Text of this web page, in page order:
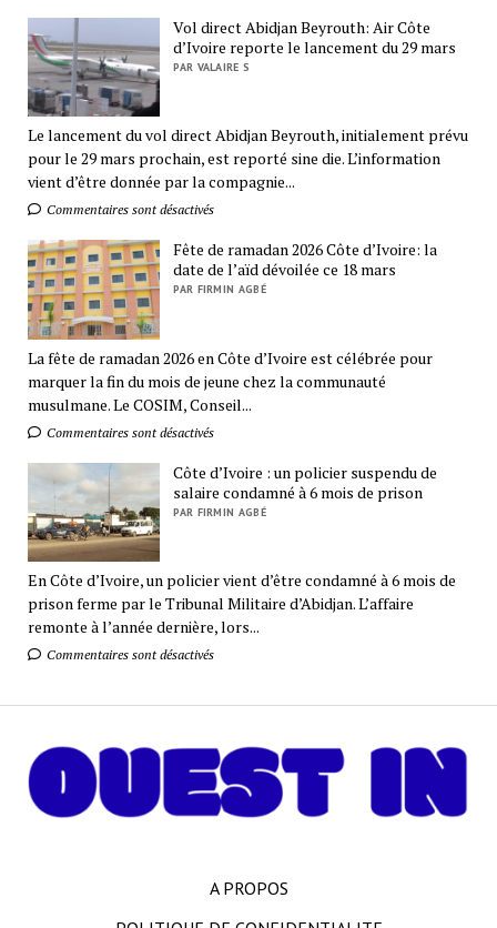
Vol direct Abidjan Beyrouth: Air Côte
d’Ivoire reporte le lancement du 29 mars
PAR VALAIRE S
Le lancement du vol direct Abidjan Beyrouth, initialement prévu
pour le 29 mars prochain, est reporté sine die. L’information
vient d’être donnée par la compagnie...
Commentaires sont désactivés
Fête de ramadan 2026 Côte d’Ivoire: la
date de l’aïd dévoilée ce 18 mars
PAR FIRMIN AGBÉ
La fête de ramadan 2026 en Côte d’Ivoire est célébrée pour
marquer la fin du mois de jeune chez la communauté
musulmane. Le COSIM, Conseil...
Commentaires sont désactivés
Côte d’Ivoire : un policier suspendu de
salaire condamné à 6 mois de prison
PAR FIRMIN AGBÉ
En Côte d’Ivoire, un policier vient d’être condamné à 6 mois de
prison ferme par le Tribunal Militaire d’Abidjan. L’affaire
remonte à l’année dernière, lors...
Commentaires sont désactivés
A PROPOS